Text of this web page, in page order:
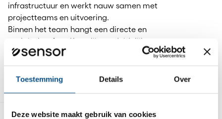
Toestemming Details Over
Deze website maakt gebruik van cookies
infrastructuur en werkt nauw samen met
projectteams en uitvoering.
Binnen het team hangt een directe en
praktische sfeer. Korte lijnen, duidelijke
communicatie en ruimte voor initiatief staan
centraal. Als engineer kom je terecht in een
omgeving die zich blijft ontwikkelen en waar